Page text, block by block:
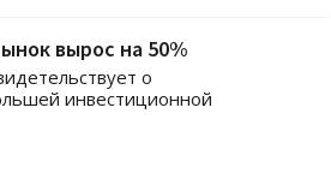
вырос на 50%
о
инвестиционной